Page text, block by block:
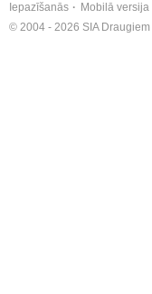
Iepazīšanās Mobilā versija
© 2004 - 2026 SIA Draugiem